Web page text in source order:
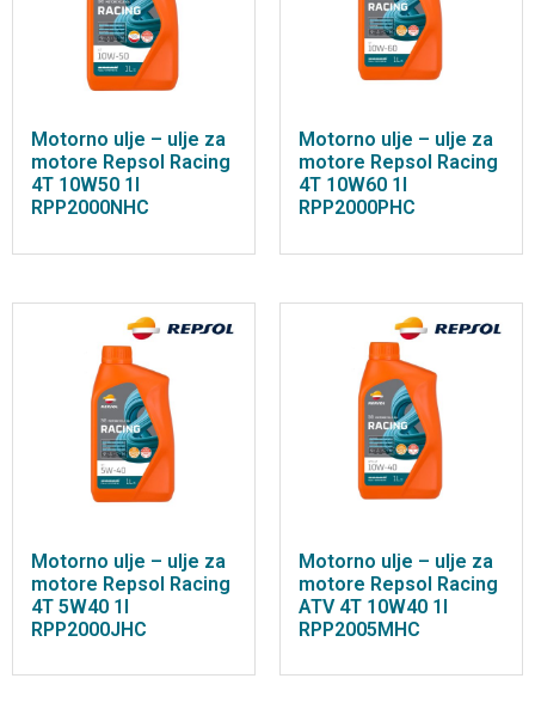
Motorno ulje – ulje za
motore Repsol Racing
4T 10W50 1l
RPP2000NHC
Motorno ulje – ulje za
motore Repsol Racing
4T 10W60 1l
RPP2000PHC
Motorno ulje – ulje za
motore Repsol Racing
4T 5W40 1l
RPP2000JHC
Motorno ulje – ulje za
motore Repsol Racing
ATV 4T 10W40 1l
RPP2005MHC